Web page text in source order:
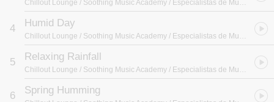
Chillout Lounge / Soothing Music Academy / Especialistas de Musica para Dormir
4 Humid Day
Chillout Lounge / Soothing Music Academy / Especialistas de Musica para Dormir
5 Relaxing Rainfall
Chillout Lounge / Soothing Music Academy / Especialistas de Musica para Dormir
6 Spring Humming